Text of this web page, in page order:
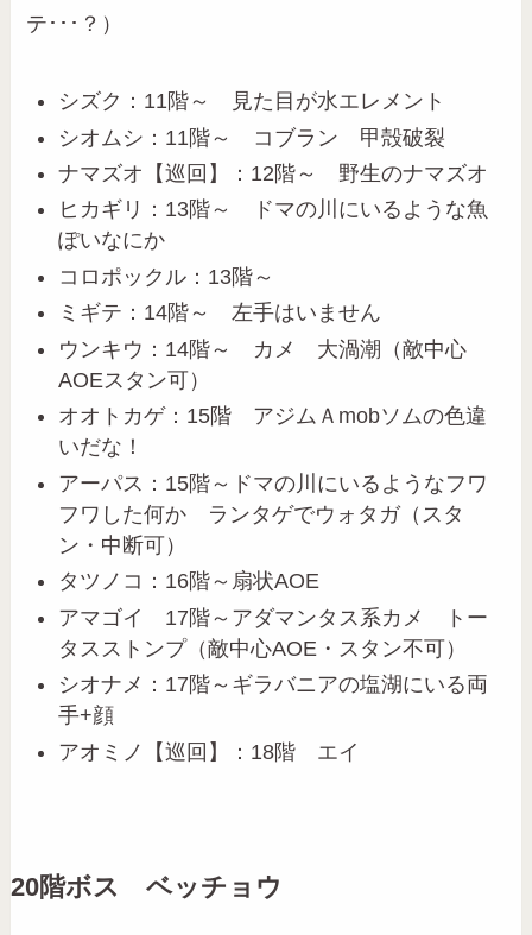
テ･･･？）
シズク：11階～ 見た目が水エレメント
シオムシ：11階～ コブラン 甲殻破裂
ナマズオ【巡回】：12階～ 野生のナマズオ
ヒカギリ：13階～ ドマの川にいるような魚
ぽいなにか
コロポックル：13階～
ミギテ：14階～ 左手はいません
ウンキウ：14階～ カメ 大渦潮（敵中心
AOEスタン可）
オオトカゲ：15階 アジムＡmobソムの色違
いだな！
アーパス：15階～ドマの川にいるようなフワ
フワした何か ランタゲでウォタガ（スタ
ン・中断可）
タツノコ：16階～扇状AOE
アマゴイ 17階～アダマンタス系カメ トー
タスストンプ（敵中心AOE・スタン不可）
シオナメ：17階～ギラバニアの塩湖にいる両
手+顔
アオミノ【巡回】：18階 エイ
20階ボス ベッチョウ